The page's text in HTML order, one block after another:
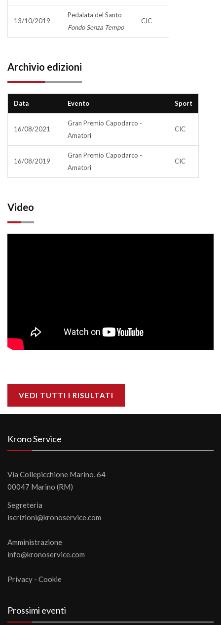
13/10/2019
Pedalata del Santo
Fondo Senza Tempo
CIC
Archivio edizioni
Data Evento Sport
16/08/2021
Gran Premio Capodarco -
Amatori
CIC
16/08/2019
Gran Premio Capodarco -
Amatori
CIC
Video
VEDI TUTTI I RISULTATI
Krono Service
Via Collepicchione Marino, 64
00047 Marino (RM)
Segreteria
iscrizioni@kronoservice.com
Amministrazione
info@kronoservice.com
Privacy - Cookie
Prossimi eventi